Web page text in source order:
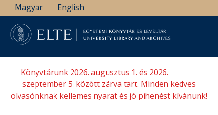
Ugrás
a
tartalomra
Magyar English
Könyvtárunk 2026. augusztus 1. és 2026.
szeptember 5. között zárva tart. Minden kedves
olvasónknak kellemes nyarat és jó pihenést kívánunk!